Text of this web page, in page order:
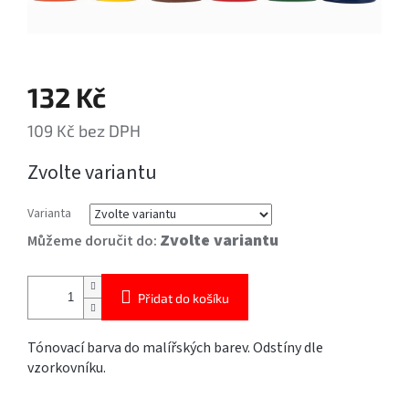
132 Kč
109 Kč bez DPH
cena:
Zvolte variantu
Varianta
Můžeme doručit do: Zvolte variantu
Přidat do košíku
Tónovací barva do malířských barev. Odstíny dle
vzorkovníku.